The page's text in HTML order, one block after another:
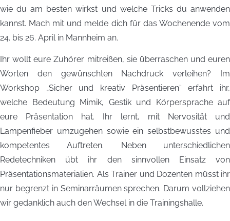
wie du am besten wirkst und welche Tricks du anwenden
kannst. Mach mit und melde dich für das Wochenende vom
24. bis 26. April in Mannheim an.
Ihr wollt eure Zuhörer mitreißen, sie überraschen und euren
Worten den gewünschten Nachdruck verleihen? Im
Workshop „Sicher und kreativ Präsentieren“ erfahrt ihr,
welche Bedeutung Mimik, Gestik und Körpersprache auf
eure Präsentation hat. Ihr lernt, mit Nervosität und
Lampenfieber umzugehen sowie ein selbstbewusstes und
kompetentes Auftreten. Neben unterschiedlichen
Redetechniken übt ihr den sinnvollen Einsatz von
Präsentationsmaterialien. Als Trainer und Dozenten müsst ihr
nur begrenzt in Seminarräumen sprechen. Darum vollziehen
wir gedanklich auch den Wechsel in die Trainingshalle.